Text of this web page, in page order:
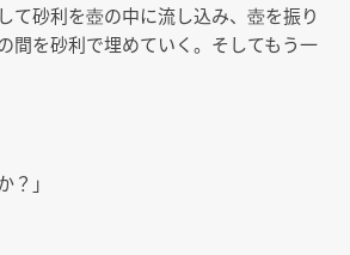
て砂利を壺の中に流し込み、壺を振り
間を砂利で埋めていく。そしてもう一
？」